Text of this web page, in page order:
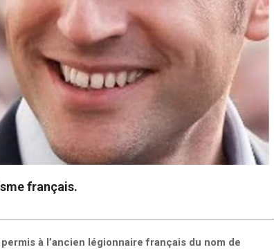
français.
à l’ancien légionnaire français du nom de